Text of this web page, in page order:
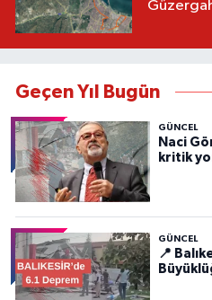
Geçen Yıl Bugün
GÜNCEL
Naci
kritik
GÜNCEL
📍